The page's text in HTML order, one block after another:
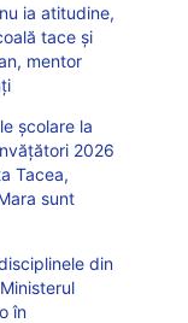
ia atitudine,
tace și
mentor
școlare la
2026
Tacea,
sunt
din
în